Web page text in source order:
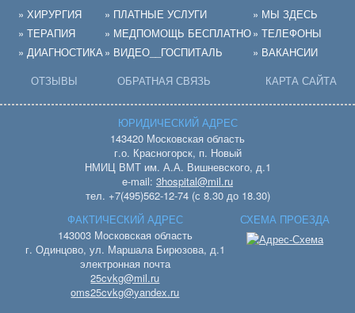
» ХИРУРГИЯ
» ТЕРАПИЯ
» ДИАГНОСТИКА
ОТЗЫВЫ
» ПЛАТНЫЕ УСЛУГИ
» МЕДПОМОЩЬ БЕСПЛАТНО
» ВИДЕО__ГОСПИТАЛЬ
ОБРАТНАЯ СВЯЗЬ
» МЫ ЗДЕСЬ
» ТЕЛЕФОНЫ
» ВАКАНСИИ
КАРТА САЙТА
ЮРИДИЧЕСКИЙ АДРЕС
143420 Московская область
г.о. Красногорск, п. Новый
НМИЦ ВМТ им. А.А. Вишневского, д.1
e-mail: 3hospital@mil.ru
тел. +7(495)562-12-74 (с 8.30 до 18.30)
ФАКТИЧЕСКИЙ АДРЕС
143003 Московская область
г. Одинцово, ул. Маршала Бирюзова, д.1
электронная почта
25cvkg@mil.ru
oms25cvkg@yandex.ru
СХЕМА ПРОЕЗДА